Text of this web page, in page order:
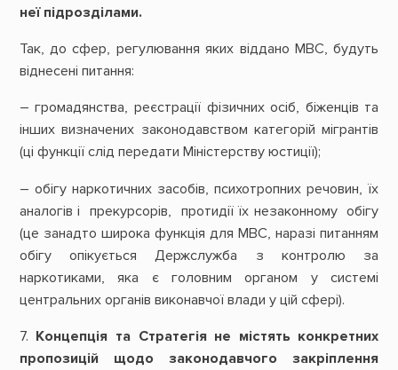
неї підрозділами.
Так, до сфер, регулювання яких віддано МВС, будуть
віднесені питання:
– громадянства, реєстрації фізичних осіб, біженців та
інших визначених законодавством категорій мігрантів
(ці функції слід передати Міністерству юстиції);
– обігу наркотичних засобів, психотропних речовин, їх
аналогів і прекурсорів, протидії їх незаконному обігу
(це занадто широка функція для МВС, наразі питанням
обігу опікується Держслужба з контролю за
наркотиками, яка є головним органом у системі
центральних органів виконавчої влади у цій сфері).
7. Концепція та Стратегія не містять конкретних
пропозицій щодо законодавчого закріплення